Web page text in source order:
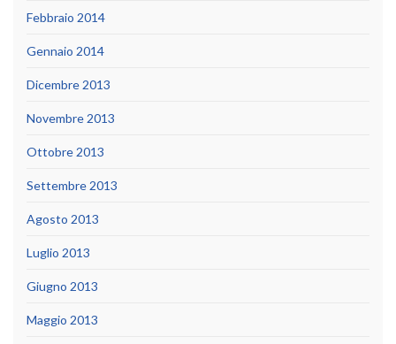
Febbraio 2014
Gennaio 2014
Dicembre 2013
Novembre 2013
Ottobre 2013
Settembre 2013
Agosto 2013
Luglio 2013
Giugno 2013
Maggio 2013